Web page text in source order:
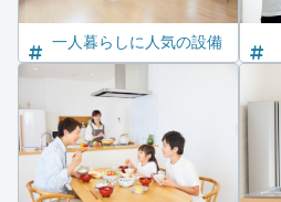
一人暮らしに人気の設備